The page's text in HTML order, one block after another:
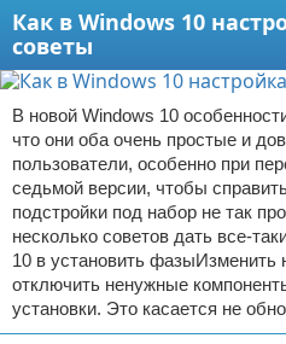
Как в Windows 10
советы
В новой Windows 10
что они оба очень простые и
пользователи, особенно при
седьмой версии, чтобы
подстройки под набор не так
несколько советов дать все-
10 в установить фазыИзменить
отключить ненужные
установки. Это касается не